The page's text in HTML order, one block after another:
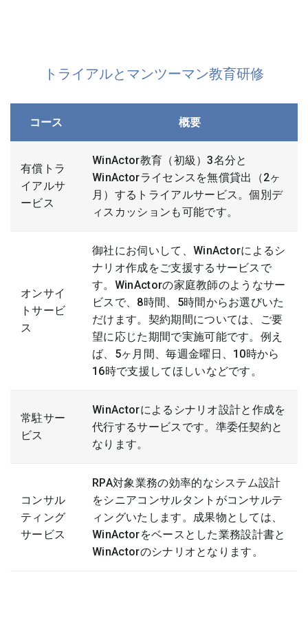
トライアルとマンツーマン教育研修
コース 概要
有償トラ
イアルサ
ービス
WinActor教育（初級）3名分と
WinActorライセンスを無償貸出（2ヶ
月）するトライアルサービス。個別デ
ィスカッションも可能です。
オンサイ
トサービ
ス
御社にお伺いして、WinActorによるシ
ナリオ作成をご支援するサービスで
す。WinActorの家庭教師のようなサー
ビスで、8時間、5時間からお選びいた
だけます。契約期間については、ご要
望に応じた期間で実施可能です。例え
ば、5ヶ月間、毎週金曜日、10時から
16時で支援してほしいなどです。
常駐サー
ビス
WinActorによるシナリオ設計と作成を
代行するサービスです。準委任契約と
なります。
コンサル
ティング
サービス
RPA対象業務の効率的なシステム設計
をシニアコンサルタントがコンサルテ
ィングいたします。成果物としては、
WinActorをベースとした業務設計書と
WinActorのシナリオとなります。